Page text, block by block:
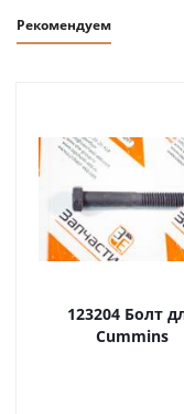
Рекомендуем
123204 Болт
Cummins